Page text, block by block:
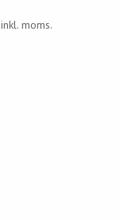
inkl. moms.